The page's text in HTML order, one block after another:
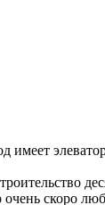
имеет
скоро